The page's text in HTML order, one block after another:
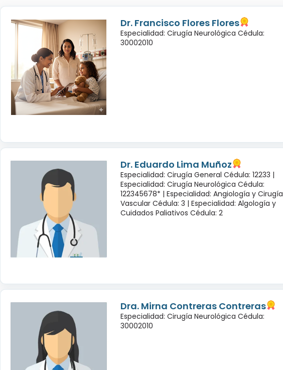
Dr. Francisco Flores Flores
Especialidad: Cirugía Neurológica Cédula:
30002010
Dr. Eduardo Lima Muñoz
Especialidad: Cirugía General Cédula: 12233 |
Especialidad: Cirugía Neurológica Cédula:
122345678* | Especialidad: Angiología y Cirugía
Vascular Cédula: 3 | Especialidad: Algología y
Cuidados Paliativos Cédula: 2
Dra. Mirna Contreras Contreras
Especialidad: Cirugía Neurológica Cédula:
30002010